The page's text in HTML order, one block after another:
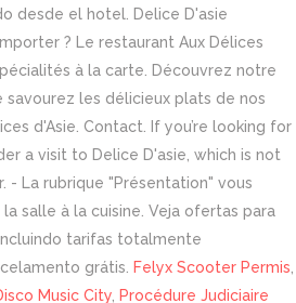
desde el hotel. Delice D'asie
? Le restaurant Aux Délices
à la carte. Découvrez notre
savourez les délicieux plats de nos
d'Asie. Contact. If you’re looking for
a visit to Delice D'asie, which is not
- La rubrique "Présentation" vous
salle à la cuisine. Veja ofertas para
tarifas totalmente
grátis.
Felyx Scooter Permis
Music City Procédure Judiciaire